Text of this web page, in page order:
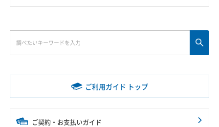
ご利用ガイド トップ
ご契約・お支払いガイド